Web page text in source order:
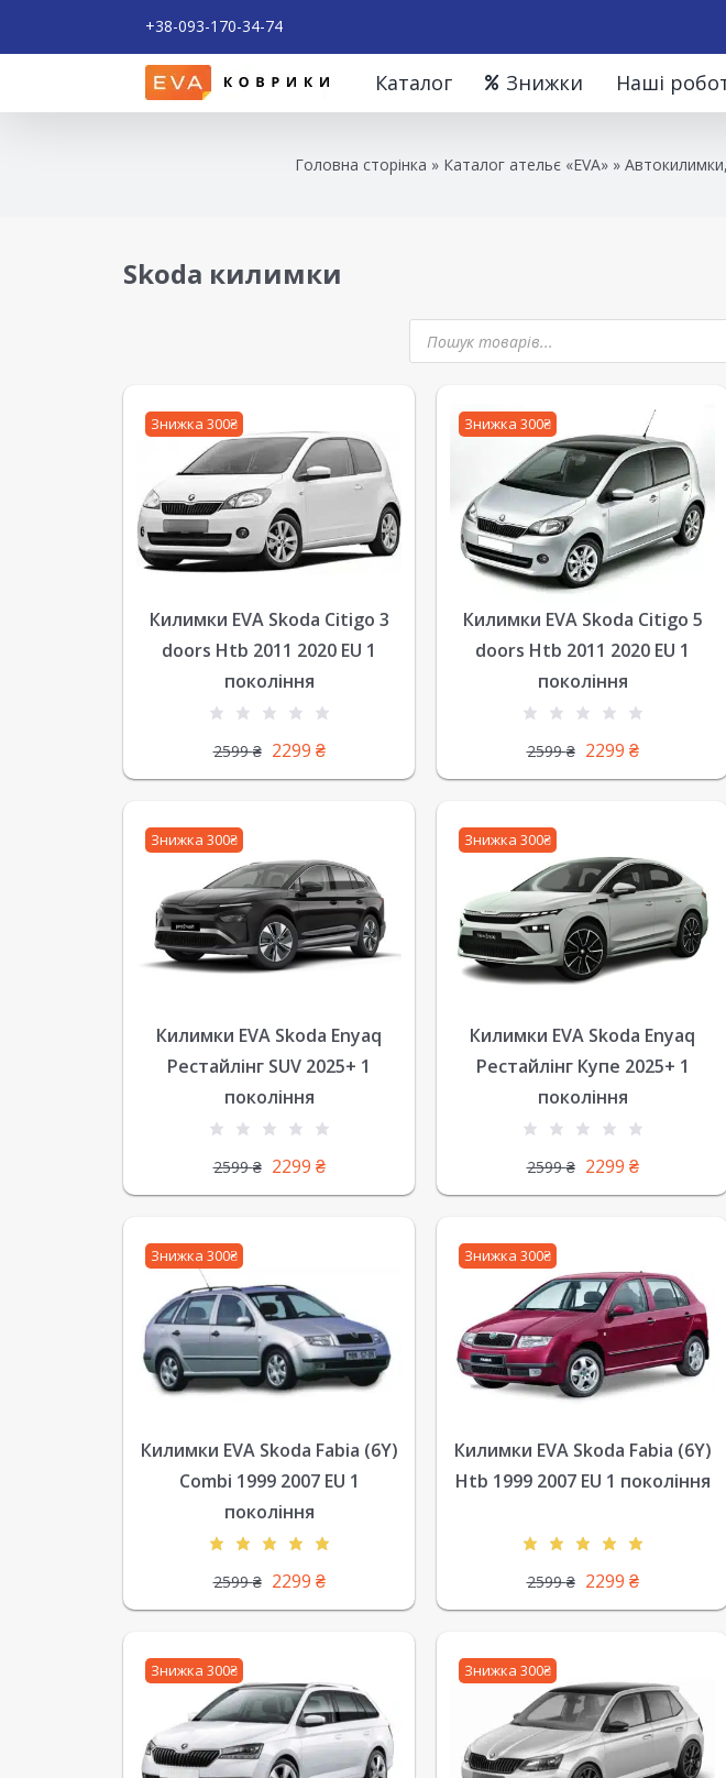
+38-093-170-34-74
Каталог Знижки Наші
Головна сторінка » Каталог ательє «EVA»»
Skoda килимки
Знижка 300₴
Килимки EVA Skoda Citigo 3
doors Htb 2011 2020 EU 1
покоління
2599₴ 2299 ₴
Знижка 300₴
Килимки EVA Skoda Citigo 5
doors Htb 2011 2020 EU 1
покоління
2599₴ 2299 ₴
Знижка 300₴
Килимки EVA Skoda Enyaq
Рестайлінг SUV 2025+ 1
покоління
2599₴ 2299 ₴
Знижка 300₴
Килимки EVA Skoda Enyaq
Рестайлінг Купе 2025+ 1
покоління
2599₴ 2299 ₴
Знижка 300₴
Килимки EVA Skoda Fabia (6Y)
Combi 1999 2007 EU 1
покоління
2599₴ 2299 ₴
Знижка 300₴
Килимки EVA Skoda Fabia (6Y)
Htb 1999 2007 EU 1 покоління
2599₴ 2299 ₴
Знижка 300₴ Знижка 300₴